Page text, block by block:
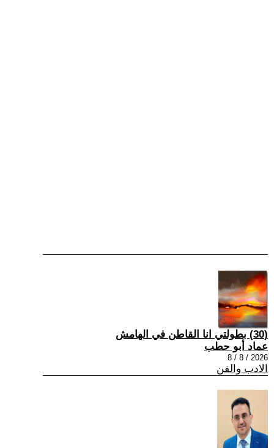
(30) بطولتي انا القاطن في الهامش
عماد أبو حطب
2026 / 8 / 8
الادب والفن